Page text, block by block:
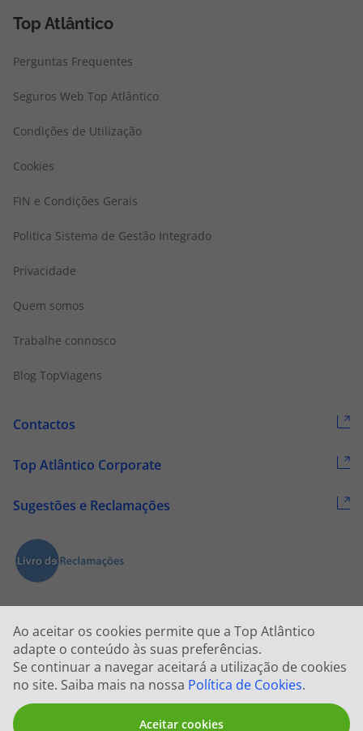
Ao aceitar os cookies permite que a Top Atlântico
adapte o conteúdo às suas preferências.
Se continuar a navegar aceitará a utilização de cookies
no site. Saiba mais na nossa Política de Cookies.
Aceitar cookies
Top Atlântico
Perguntas Frequentes
Seguros Web Top Atlântico
Condições de Utilização
Cookies
FIN e Condições Gerais
Politica Sistema de Gestão Integrado
Privacidade
Quem somos
Trabalhe connosco
Blog TopViagens
Contactos
Top Atlântico Corporate
Sugestões e Reclamações
2026 © Todos os direitos reservados:Top Atlântico, Viagens e Turismo